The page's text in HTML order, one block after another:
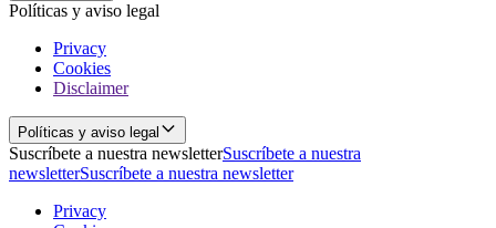
Políticas y aviso legal
Privacy
Cookies
Disclaimer
Políticas y aviso legal
Suscríbete a nuestra newsletterSuscríbete a nuestra
newsletterSuscríbete a nuestra newsletter
Privacy